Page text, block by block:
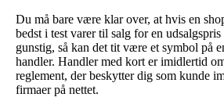
Du må bare være klar over, at hvis en
bedst i test varer til salg for en
gunstig, så kan det tit være et symbol på
handler. Handler med kort er imidlertid
reglement, der beskytter dig som kunde
firmaer på nettet.